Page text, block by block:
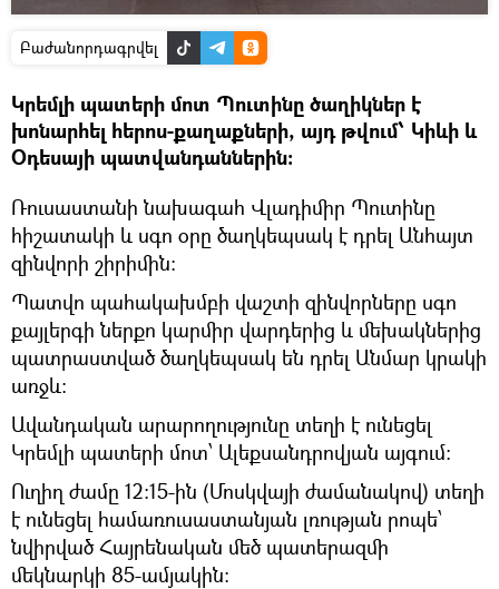
Դիտել
Բաժանորդագրվել
Կրեմլի պատերի մոտ Պուտինը ծաղիկներ է
խոնարհել հերոս-քաղաքների, այդ թվում՝ Կիևի և
Օդեսայի պատվանդաններին։
Ռուսաստանի նախագահ Վլադիմիր Պուտինը
հիշատակի և սգո օրը ծաղկեպսակ է դրել Անհայտ
զինվորի շիրիմին:
Պատվո պահակախմբի վաշտի զինվորները սգո
քայլերգի ներքո կարմիր վարդերից և մեխակներից
պատրաստված ծաղկեպսակ են դրել Անմար կրակի
առջև։
Ավանդական արարողությունը տեղի է ունեցել
Կրեմլի պատերի մոտ՝ Ալեքսանդրովյան այգում։
Ուղիղ ժամը 12:15-ին (Մոսկվայի ժամանակով) տեղի
է ունեցել համառուսաստանյան լռության րոպե՝
նվիրված Հայրենական մեծ պատերազմի
մեկնարկի 85-ամյակին: